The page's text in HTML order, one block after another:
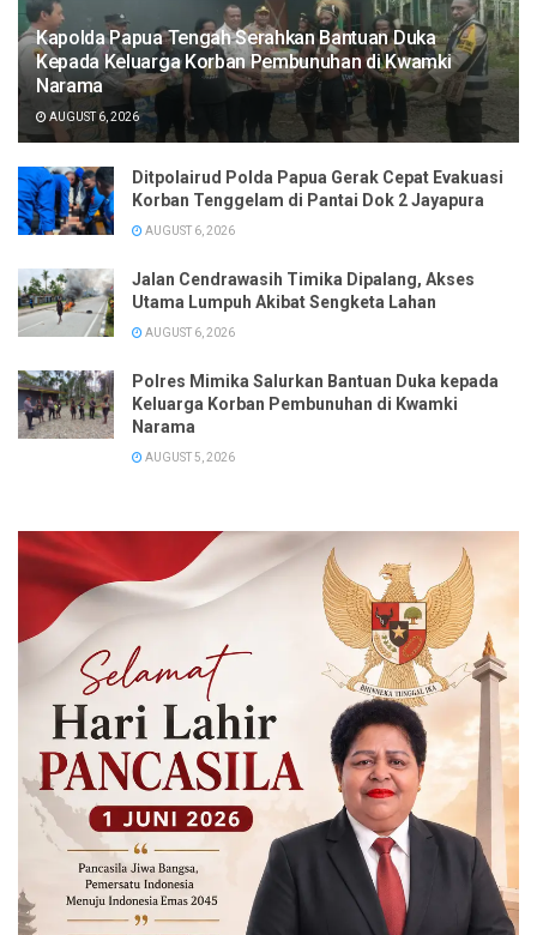
Kapolda Papua Tengah Serahkan Bantuan Duka
Kepada Keluarga Korban Pembunuhan di Kwamki
Narama
AUGUST 6, 2026
Ditpolairud Polda Papua Gerak Cepat Evakuasi
Korban Tenggelam di Pantai Dok 2 Jayapura
AUGUST 6, 2026
Jalan Cendrawasih Timika Dipalang, Akses
Utama Lumpuh Akibat Sengketa Lahan
AUGUST 6, 2026
Polres Mimika Salurkan Bantuan Duka kepada
Keluarga Korban Pembunuhan di Kwamki
Narama
AUGUST 5, 2026